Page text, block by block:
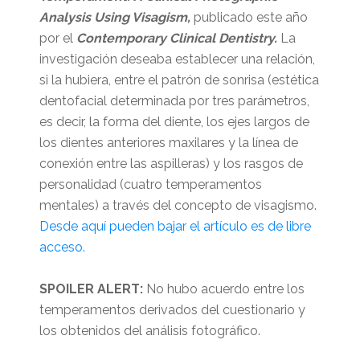
Analysis Using Visagism, publicado este año
por el Contemporary Clinical Dentistry. La
investigación deseaba establecer una relación,
si la hubiera, entre el patrón de sonrisa (estética
dentofacial determinada por tres parámetros,
es decir, la forma del diente, los ejes largos de
los dientes anteriores maxilares y la línea de
conexión entre las aspilleras) y los rasgos de
personalidad (cuatro temperamentos
mentales) a través del concepto de visagismo.
Desde aquí pueden bajar el artículo es de libre
acceso.
SPOILER ALERT:No hubo acuerdo entre los
temperamentos derivados del cuestionario y
los obtenidos del análisis fotográfico.